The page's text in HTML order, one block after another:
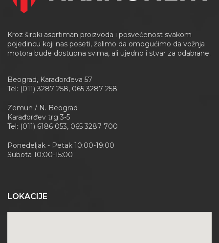
Kroz široki asortiman proizvoda i posvećenost svakom
pojedincu koji nas poseti, želimo da omogućimo da vožnja
motora bude dostupna svima, ali ujedno i stvar za odabrane.
Beograd, Karađorđeva 57
Tel: (011) 3287 258, 065 3287 258
Zemun / N. Beograd
Karađorđev trg 3-5
Tel: (011) 6186 053, 065 3287 700
Ponedeljak - Petak 10:00-19:00
Subota 10:00-15:00
LOKACIJE